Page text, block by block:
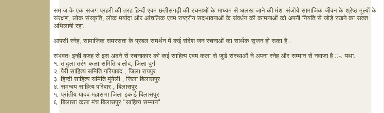
समाज के एक सजग प्रहरी की तरह हिन्दी एवम छत्तीसगढ़ी की रचनाओं के माध्यम से अलख जाने की मंशा संजोये सामाजिक जीवन के श्रेष्ठ मूल्यों के
संरक्षण, लोक संस्कृति, लोक मर्यादा और आंचलिक एवम राष्ट्रीय सदभावनाओं के संवर्धन की कामनाओं को अपनी नियति से जोड़े रखने का सतत
अभिलाषी रहा.
आपसी स्नेह, सामाजिक समरसता के प्रबल समर्थन में कई संदेश जन रचनाओं का सार्थक सृजन हो सका है .
संभवतः इन्ही वजह से इस अदने से रचनाकार को कई साहित्य एवम कला से जुडे संस्थाओं ने अपना स्नेह और सम्मान से नवाजा है ::-. यथा.
१. तांदुला तरंग कला समिति बालोद, जिला दुर्ग
२. पैरी साहित्य समिति गरियाबंद , जिला रायपुर
३. हिन्दी साहित्य समिति मुंगेली , जिला बिलासपुर
४. समन्वय साहित्य परिवार , बिलासपुर
५. प्रांतीय यादव महासभा जिला इकाई बिलासपुर
६. बिलासा कला मंच बिलासपुर "साहित्य सम्मान"